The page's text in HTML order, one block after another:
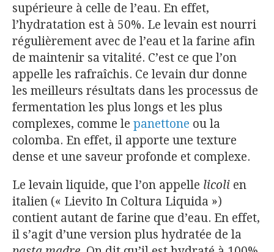
supérieure à celle de l’eau. En effet,
l’hydratation est à 50%. Le levain est nourri
régulièrement avec de l’eau et la farine afin
de maintenir sa vitalité. C’est ce que l’on
appelle les rafraîchis. Ce levain dur donne
les meilleurs résultats dans les processus de
fermentation les plus longs et les plus
complexes, comme le panettone ou la
colomba. En effet, il apporte une texture
dense et une saveur profonde et complexe.
Le levain liquide, que l’on appelle licoli en
italien (« Lievito In Coltura Liquida »)
contient autant de farine que d’eau. En effet,
il s’agit d’une version plus hydratée de la